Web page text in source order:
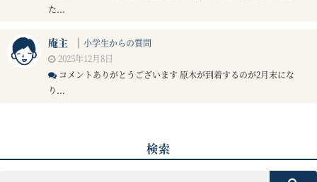
た...
庵主 ｜ 小学生からの質問
2025年12月8日
コメントありがとうございます 原木が到着するのが2月末にな
り...
検索